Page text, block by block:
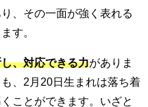
、その一面が強く表れる
す。
、対応できる力がありま
、2月20日生まれは落ち着
ことができます。いざと